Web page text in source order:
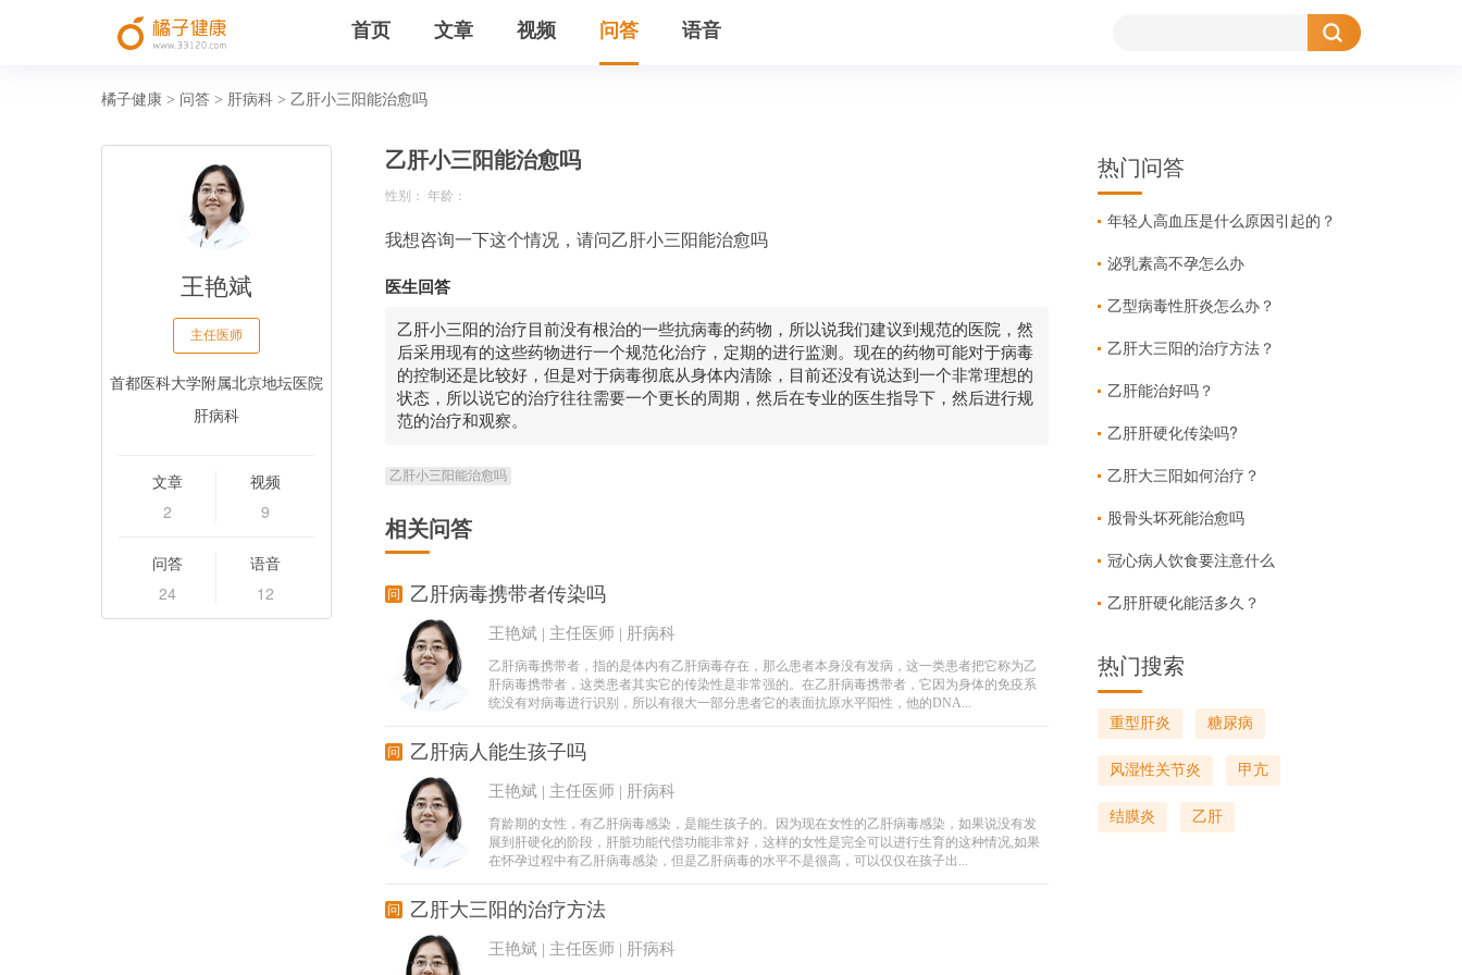
首页 文章 视频 问答 语音
橘子健康 > 问答 > 肝病科 > 乙肝小三阳能治愈吗
王艳斌
主任医师
首都医科大学附属北京地坛医院
肝病科
文章
2
视频
9
问答
24
语音
12
乙肝小三阳能治愈吗
性别： 年龄：
我想咨询一下这个情况，请问乙肝小三阳能治愈吗
医生回答
乙肝小三阳的治疗目前没有根治的一些抗病毒的药物，所以说我们建议到规范的医院，然
后采用现有的这些药物进行一个规范化治疗，定期的进行监测。现在的药物可能对于病毒
的控制还是比较好，但是对于病毒彻底从身体内清除，目前还没有说达到一个非常理想的
状态，所以说它的治疗往往需要一个更长的周期，然后在专业的医生指导下，然后进行规
范的治疗和观察。
乙肝小三阳能治愈吗
相关问答
乙肝病毒携带者传染吗
王艳斌 | 主任医师 | 肝病科
乙肝病毒携带者，指的是体内有乙肝病毒存在，那么患者本身没有发病，这一类患者把它称为乙
肝病毒携带者，这类患者其实它的传染性是非常强的。在乙肝病毒携带者，它因为身体的免疫系
统没有对病毒进行识别，所以有很大一部分患者它的表面抗原水平阳性，他的DNA...
乙肝病人能生孩子吗
王艳斌 | 主任医师 | 肝病科
育龄期的女性，有乙肝病毒感染，是能生孩子的。因为现在女性的乙肝病毒感染，如果说没有发
展到肝硬化的阶段，肝脏功能代偿功能非常好，这样的女性是完全可以进行生育的这种情况,如果
在怀孕过程中有乙肝病毒感染，但是乙肝病毒的水平不是很高，可以仅仅在孩子出...
乙肝大三阳的治疗方法
王艳斌 | 主任医师 | 肝病科
热门问答
年轻人高血压是什么原因引起的？
泌乳素高不孕怎么办
乙型病毒性肝炎怎么办？
乙肝大三阳的治疗方法？
乙肝能治好吗？
乙肝肝硬化传染吗?
乙肝大三阳如何治疗？
股骨头坏死能治愈吗
冠心病人饮食要注意什么
乙肝肝硬化能活多久？
热门搜索
重型肝炎 糖尿病
风湿性关节炎 甲亢
结膜炎 乙肝